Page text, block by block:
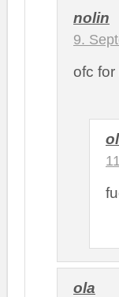
nolin
9.
ofc
ola